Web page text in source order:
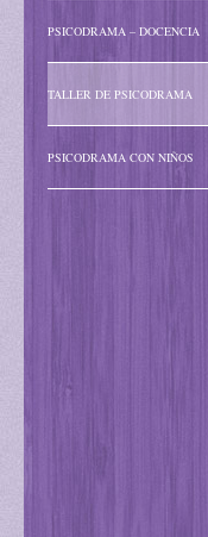
PSICODRAMA – DOCENCIA
TALLER DE PSICODRAMA
PSICODRAMA CON NIÑOS